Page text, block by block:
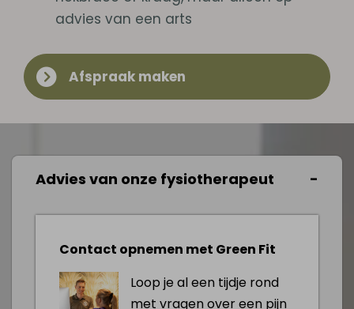
advies van een arts
Afspraak maken
Advies van onze fysiotherapeut
Contact opnemen met Green Fit
Loop je al een tijdje rond
met vragen over een pijn